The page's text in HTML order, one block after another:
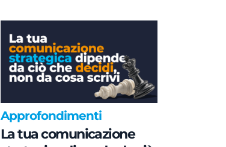
in asset geopolitico
Approfondimenti
La tua comunicazione